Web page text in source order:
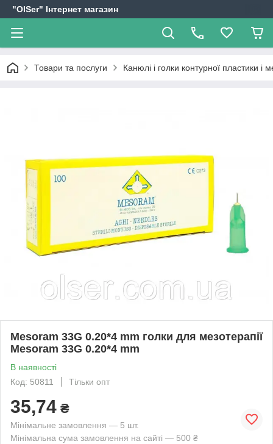
"OlSer" Інтернет магазин
Товари та послуги Канюлі і голки контурної пластики і
Mesoram 33G 0.20*4 mm голки для мезотерапії
Mesoram 33G 0.20*4 mm
В наявності
Код: 50811
Тільки опт
35,74 ₴
Мінімальне замовлення — 5 шт.
Мінімальна сума замовлення на сайті — 500 ₴